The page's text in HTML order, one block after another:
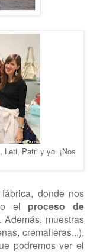
Leti, Patri y yo. ¡Nos
donde nos
el proceso de
muestras
cremalleras...),
podremos ver el